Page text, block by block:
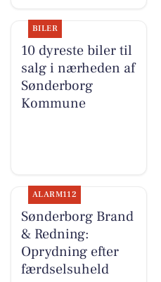
BILER
10 dyreste biler til
salg i nærheden af
Sønderborg
Kommune
ALARM112
Sønderborg Brand
& Redning:
Oprydning efter
færdselsuheld